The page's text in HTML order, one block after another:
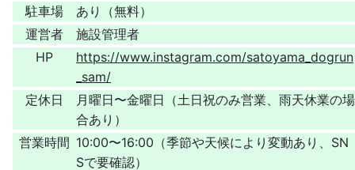
駐車場
あり（無料）
運営者
施設管理者
HP
https://www.instagram.com/satoyama_dogrun
_sam/
定休日
月曜日〜金曜日（土日祝のみ営業、雨天休業の場
合あり）
営業時間 10:00〜16:00（季節や天候により変動あり、SN
Sで要確認）